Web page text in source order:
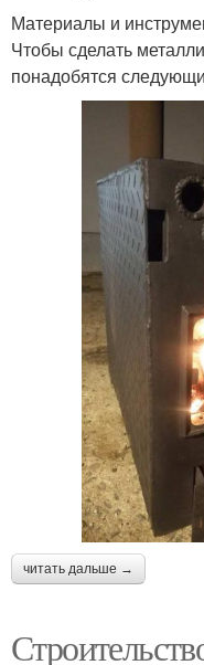
Материалы и
Чтобы сделать
понадобятся
читать дальше →